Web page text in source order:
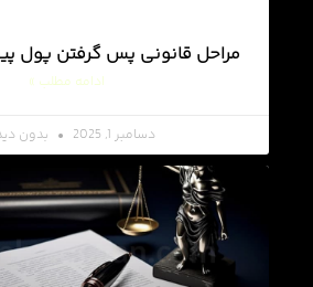
مراحل قانونی پس گرفتن
ادامه مطلب »
دسامبر 1, 2025 بدون